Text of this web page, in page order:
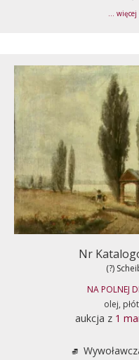
... więcej
Nr
(?)
NA POLNEJ
olej,
aukcja z 1